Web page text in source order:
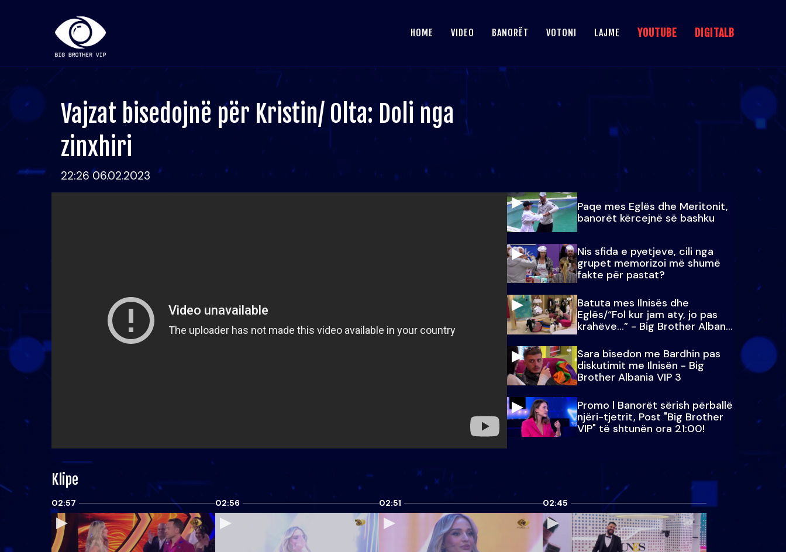
HOME VIDEO BANORËT VOTONI LAJME YOUTUBE DIGITALB
Vajzat bisedojnë për Kristin/ Olta: Doli nga
zinxhiri
22:26 06.02.2023
Paqe mes Eglës dhe Meritonit,
banorët kërcejnë së bashku
Nis sfida e pyetjeve, cili nga
grupet memorizoi më shumë
fakte për pastat?
Batuta mes Ilnisës dhe
Eglës/“Fol kur jam aty, jo pas
krahëve…” - Big Brother Albania
VIP 3
Sara bisedon me Bardhin pas
diskutimit me Ilnisën - Big
Brother Albania VIP 3
Promo l Banorët sërish përballë
njëri-tjetrit, Post "Big Brother
VIP" të shtunën ora 21:00!
Klipe
02:57 02:56 02:51 02:45